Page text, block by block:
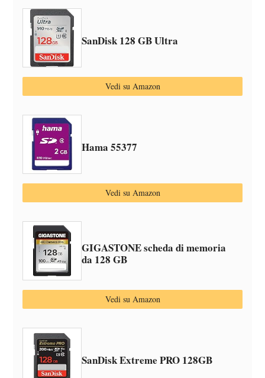
SanDisk 128 GB Ultra
Vedi su Amazon
Hama 55377
Vedi su Amazon
GIGASTONE scheda di memoria
da 128 GB
Vedi su Amazon
SanDisk Extreme PRO 128GB